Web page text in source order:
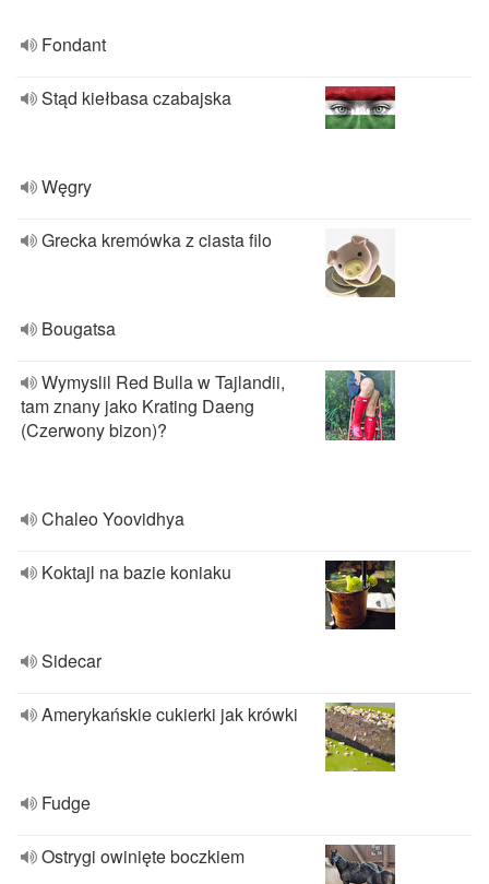
Fondant
Stąd kiełbasa czabajska
Węgry
Grecka kremówka z ciasta filo
Bougatsa
Wymyslil Red Bulla w Tajlandii,
tam znany jako Krating Daeng
(Czerwony bizon)?
Chaleo Yoovidhya
Koktajl na bazie koniaku
Sidecar
Amerykańskie cukierki jak krówki
Fudge
Ostrygi owinięte boczkiem